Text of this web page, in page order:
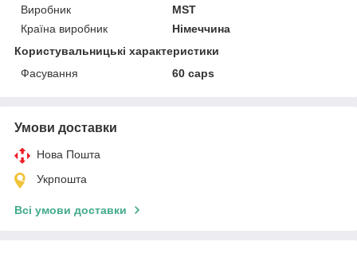
Виробник
MST
Країна виробник
Німеччина
Користувальницькі характеристики
Фасування
60 caps
Умови доставки
Нова Пошта
Укрпошта
Всі умови доставки